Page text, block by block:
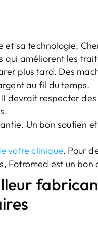
et sa technologie.
qui améliorent les
plus tard. Des
au fil du temps.
devrait respecter des
Un bon soutien
votre clinique. Pour
Fotromed est un bon